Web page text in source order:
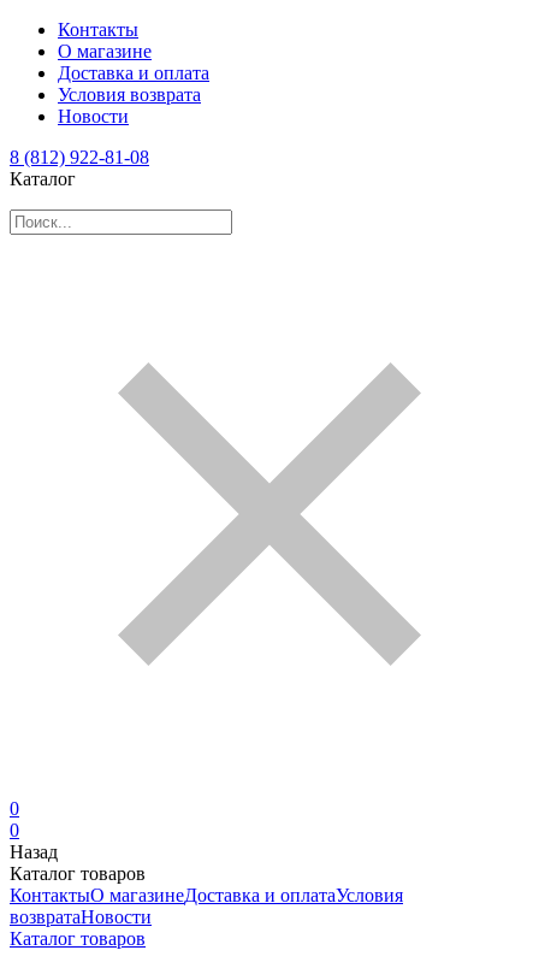
Контакты
О магазине
Доставка и оплата
Условия возврата
Новости
8 (812) 922-81-08
Каталог
0
0
Назад
Каталог товаров
КонтактыО магазинеДоставка и оплатаУсловия
возвратаНовости
Каталог товаров